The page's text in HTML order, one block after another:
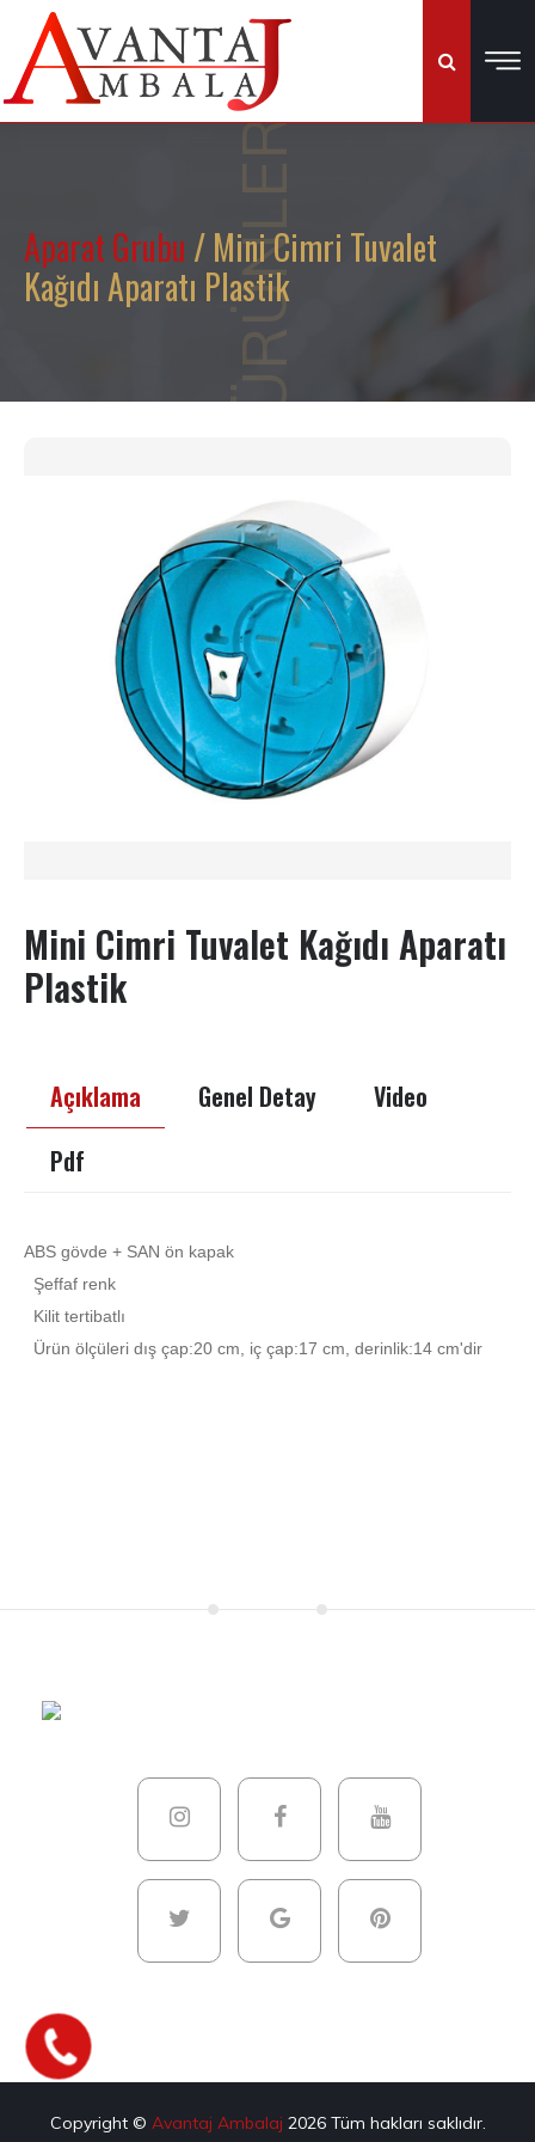
ÜRÜNLER
Aparat Grubu / Mini Cimri Tuvalet
Kağıdı Aparatı Plastik
Mini Cimri Tuvalet Kağıdı Aparatı
Plastik
Açıklama Genel Detay
Video
Pdf
ABS gövde + SAN ön kapak
Şeffaf renk
Kilit tertibatlı
Ürün ölçüleri dış çap:20 cm, iç çap:17 cm, derinlik:14 cm'dir
Copyright © Avantaj Ambalaj 2026 Tüm hakları saklıdır.